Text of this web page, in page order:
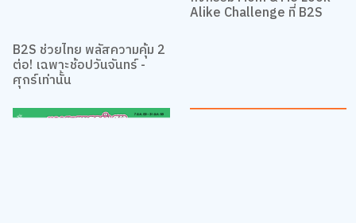
B2S ช่วยไทย พลัสความคุ้ม 2
ต่อ! เฉพาะช้อปวันจันทร์ -
ศุกร์เท่านั้น
กิจกรรม Mom & Me Look-